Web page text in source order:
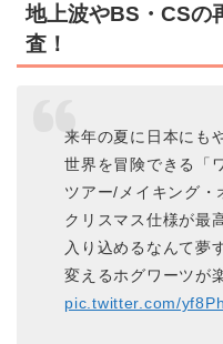
地上波やBS・CSの
査！
来年の夏に日本にも
世界を冒険できる「
ツアー/メイキング・
クリスマス仕様が最
入り込めるなんて夢
変えるホグワーツが
pic.twitter.com/